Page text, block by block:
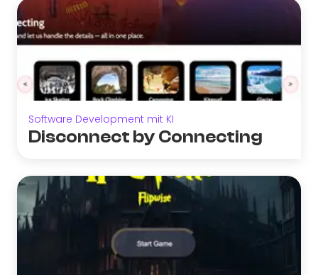
Software Development mit KI
Disconnect by Connecting